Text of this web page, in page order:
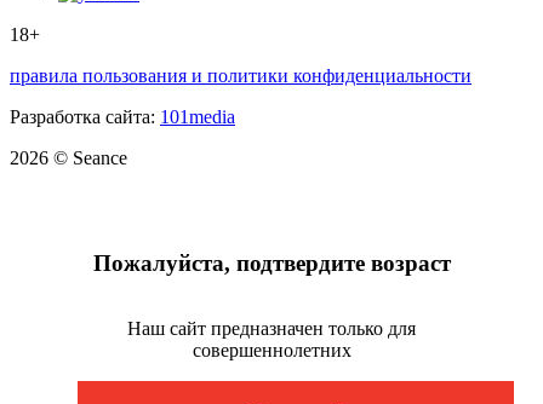
18+
правила пользования и политики конфиденциальности
Разработка сайта: 101media
2026 © Seance
Пожалуйста, подтвердите возраст
Наш сайт предназначен только для
совершеннолетних